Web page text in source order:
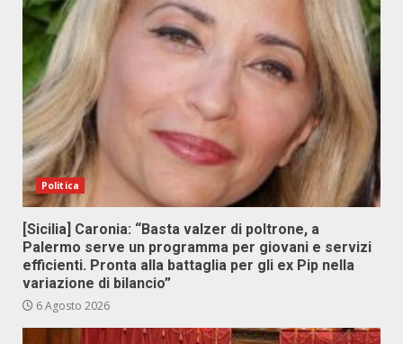
Politica
[Sicilia] Caronia: “Basta valzer di poltrone, a
Palermo serve un programma per giovani e servizi
efficienti. Pronta alla battaglia per gli ex Pip nella
variazione di bilancio”
6 Agosto 2026